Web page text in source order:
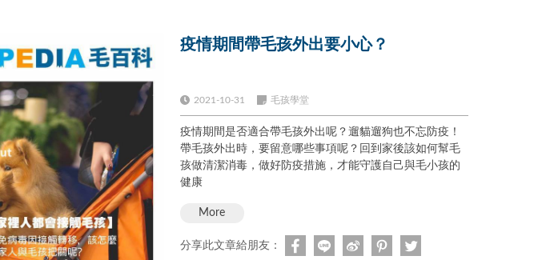
疫情期間帶毛孩外出要小心？
2021-10-31 毛孩學堂
疫情期間是否適合帶毛孩外出呢？遛貓遛狗也不忘防疫！
帶毛孩外出時，要留意哪些事項呢？回到家後該如何幫毛
孩做清潔消毒，做好防疫措施，才能守護自己與毛小孩的
健康
More
分享此文章給朋友：